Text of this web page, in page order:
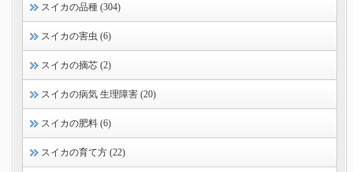
スイカの品種 (304)
スイカの害虫 (6)
スイカの摘芯 (2)
スイカの病気 生理障害 (20)
スイカの肥料 (6)
スイカの育て方 (22)